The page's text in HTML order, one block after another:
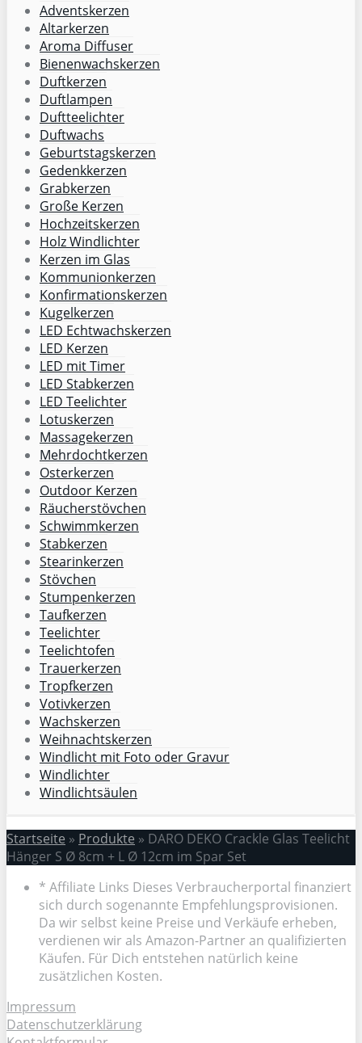
Adventskerzen
Altarkerzen
Aroma Diffuser
Bienenwachskerzen
Duftkerzen
Duftlampen
Duftteelichter
Duftwachs
Geburtstagskerzen
Gedenkkerzen
Grabkerzen
Große Kerzen
Hochzeitskerzen
Holz Windlichter
Kerzen im Glas
Kommunionkerzen
Konfirmationskerzen
Kugelkerzen
LED Echtwachskerzen
LED Kerzen
LED mit Timer
LED Stabkerzen
LED Teelichter
Lotuskerzen
Massagekerzen
Mehrdochtkerzen
Osterkerzen
Outdoor Kerzen
Räucherstövchen
Schwimmkerzen
Stabkerzen
Stearinkerzen
Stövchen
Stumpenkerzen
Taufkerzen
Teelichter
Teelichtofen
Trauerkerzen
Tropfkerzen
Votivkerzen
Wachskerzen
Weihnachtskerzen
Windlicht mit Foto oder Gravur
Windlichter
Windlichtsäulen
Startseite » Produkte » DARO DEKO Crackle Glas Teelicht
Hänger S Ø 8cm + L Ø 12cm im Spar Set
* Affiliate Links Dieses Verbraucherportal finanziert
sich durch sogenannte Empfehlungsprovisionen.
Da wir selbst keine Preise und Verkäufe erheben,
verdienen wir als Amazon-Partner an qualifizierten
Käufen. Für Dich entstehen natürlich keine
zusätzlichen Kosten.
Impressum
Datenschutzerklärung